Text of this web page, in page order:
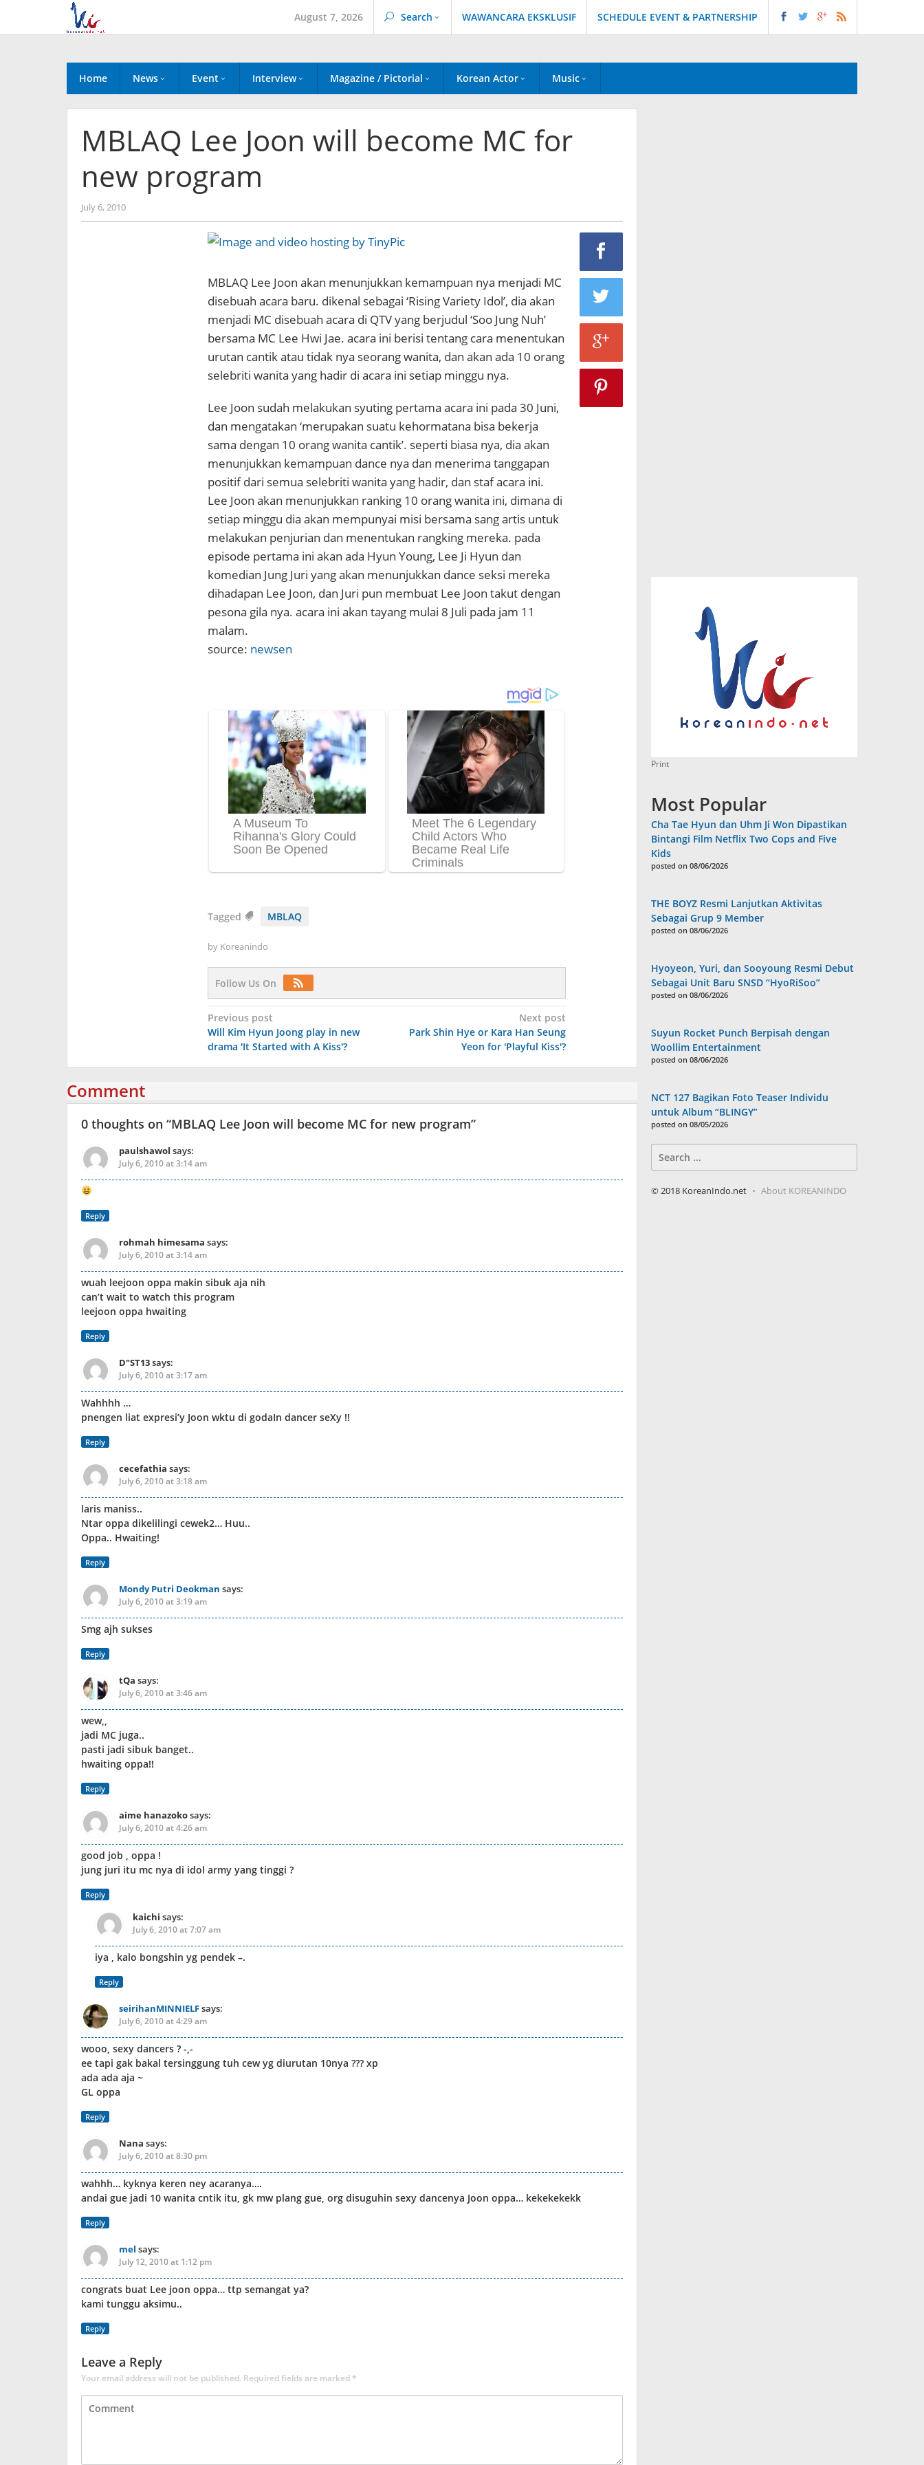
content
August 7, 2026 Search WAWANCARA EKSKLUSIF SCHEDULE EVENT & PARTNERSHIP
Home News Event Interview Magazine / Pictorial Korean Actor Music
MBLAQ Lee Joon will become MC for
new program
July 6, 2010by
Koreanindo
MBLAQ Lee Joon akan menunjukkan kemampuan nya menjadi MC
disebuah acara baru. dikenal sebagai ‘Rising Variety Idol’, dia akan
menjadi MC disebuah acara di QTV yang berjudul ‘Soo Jung Nuh’
bersama MC Lee Hwi Jae. acara ini berisi tentang cara menentukan
urutan cantik atau tidak nya seorang wanita, dan akan ada 10 orang
selebriti wanita yang hadir di acara ini setiap minggu nya.
Lee Joon sudah melakukan syuting pertama acara ini pada 30 Juni,
dan mengatakan ‘merupakan suatu kehormatana bisa bekerja
sama dengan 10 orang wanita cantik’. seperti biasa nya, dia akan
menunjukkan kemampuan dance nya dan menerima tanggapan
positif dari semua selebriti wanita yang hadir, dan staf acara ini.
Lee Joon akan menunjukkan ranking 10 orang wanita ini, dimana di
setiap minggu dia akan mempunyai misi bersama sang artis untuk
melakukan penjurian dan menentukan rangking mereka. pada
episode pertama ini akan ada Hyun Young, Lee Ji Hyun dan
komedian Jung Juri yang akan menunjukkan dance seksi mereka
dihadapan Lee Joon, dan Juri pun membuat Lee Joon takut dengan
pesona gila nya. acara ini akan tayang mulai 8 Juli pada jam 11
malam.
source: newsen
Tagged MBLAQ
by Koreanindo
Follow Us On
Post
navigation
Previous post
Will Kim Hyun Joong play in new
drama 'It Started with A Kiss'?
Next post
Park Shin Hye or Kara Han Seung
Yeon for 'Playful Kiss'?
Comment
0 thoughts on “MBLAQ Lee Joon will become MC for new program”
paulshawol says:
July 6, 2010 at 3:14 am
Reply
rohmah himesama says:
July 6, 2010 at 3:14 am
wuah leejoon oppa makin sibuk aja nih
can’t wait to watch this program
leejoon oppa hwaiting
Reply
D"ST13says:
July 6, 2010 at 3:17 am
Wahhhh …
pnengen liat expresi’y Joon wktu di godaIn dancer seXy !!
Reply
cecefathia says:
July 6, 2010 at 3:18 am
laris maniss..
Ntar oppa dikelilingi cewek2… Huu..
Oppa.. Hwaiting!
Reply
Mondy Putri Deokman says:
July 6, 2010 at 3:19 am
Smg ajh sukses
Reply
tQa says:
July 6, 2010 at 3:46 am
wew,,
jadi MC juga..
pasti jadi sibuk banget..
hwaiting oppa!!
Reply
aime hanazokosays:
July 6, 2010 at 4:26 am
good job , oppa !
jung juri itu mc nya di idol army yang tinggi ?
Reply
kaichi says:
July 6, 2010 at 7:07 am
iya , kalo bongshin yg pendek –.
Reply
seirihanMINNIELFsays:
July 6, 2010 at 4:29 am
wooo, sexy dancers ? -,-
ee tapi gak bakal tersinggung tuh cew yg diurutan 10nya ??? xp
ada ada aja ~
GL oppa
Reply
Nana says:
July 6, 2010 at 8:30 pm
wahhh… kyknya keren ney acaranya….
andai gue jadi 10 wanita cntik itu, gk mw plang gue, org disuguhin sexy dancenya Joon oppa… kekekekekk
Reply
mel says:
July 12, 2010 at 1:12 pm
congrats buat Lee joon oppa… ttp semangat ya?
kami tunggu aksimu..
Reply
Leave a Reply
Your email address will not be published. Required fields are marked*
Print
Most Popular
Cha Tae Hyun dan Uhm Ji Won Dipastikan
Bintangi Film Netflix Two Cops and Five
Kids
posted on 08/06/2026
THE BOYZ Resmi Lanjutkan Aktivitas
Sebagai Grup 9 Member
posted on 08/06/2026
Hyoyeon, Yuri, dan Sooyoung Resmi Debut
Sebagai Unit Baru SNSD “HyoRiSoo”
posted on 08/06/2026
Suyun Rocket Punch Berpisah dengan
Woollim Entertainment
posted on 08/06/2026
NCT 127 Bagikan Foto Teaser Individu
untuk Album “BLINGY”
posted on 08/05/2026
for:
© 2018 KoreanIndo.net About KOREANINDO